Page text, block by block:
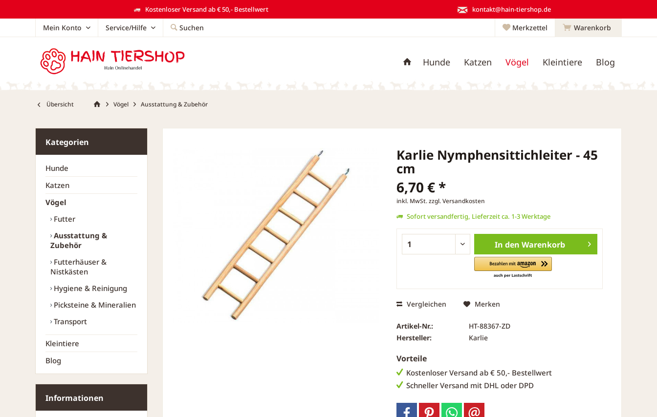
Kostenloser Versand ab € 50,- Bestellwert kontakt@hain-tiershop.de
Warenkorb
Merkzettel
Mein Konto Service/Hilfe Suchen
Hunde Katzen Vögel Kleintiere Blog
Übersicht Vögel Ausstattung & Zubehör
Kategorien
Hunde
Katzen
Vögel
Futter
Ausstattung &
Zubehör
Futterhäuser &
Nistkästen
Hygiene & Reinigung
Picksteine & Mineralien
Transport
Kleintiere
Blog
Informationen
Karlie Nymphensittichleiter - 45
cm
6,70 € *
inkl. MwSt.zzgl. Versandkosten
Sofort versandfertig, Lieferzeit ca. 1-3 Werktage
In den Warenkorb
Vergleichen Merken
Artikel-Nr.:
HT-88367-ZD
Hersteller:
Karlie
Vorteile
Kostenloser Versand ab € 50,- Bestellwert
Schneller Versand mit DHL oder DPD